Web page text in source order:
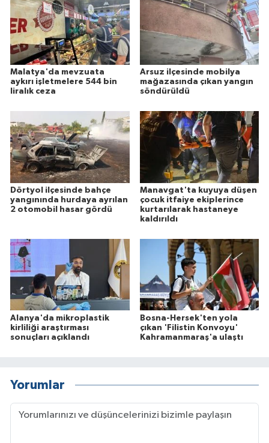
Malatya'da mevzuata
aykırı işletmelere 544 bin
liralık ceza
Arsuz ilçesinde mobilya
mağazasında çıkan yangın
söndürüldü
Dörtyol ilçesinde bahçe
yangınında hurdaya ayrılan
2 otomobil hasar gördü
Manavgat'ta kuyuya düşen
çocuk itfaiye ekiplerince
kurtarılarak hastaneye
kaldırıldı
Alanya'da mikroplastik
kirliliği araştırması
sonuçları açıklandı
Bosna-Hersek'ten yola
çıkan 'Filistin Konvoyu'
Kahramanmaraş'a ulaştı
Yorumlar